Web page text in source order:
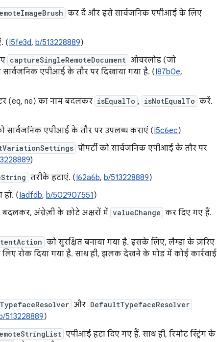
कर दें और इसे सार्वजनिक एपीआई के लिए
(I5fe3d, b/513228889)
captureSingleRemoteDocument ओवरलोड (जो
एपीआई के तौर पर दिखाया गया है. (I87b0e,
(eq, ne) का नाम बदलकर isEqualTo , isNotEqualTo करें.
सार्वजनिक एपीआई के तौर पर उपलब्ध कराएं (I5c6ec)
प्रॉपर्टी को सार्वजनिक एपीआई के तौर पर
)
तरीके हटाएं. (I62a6b, b/513228889)
हो. (Iadfdb, b/502907551 )
अंग्रेज़ी के छोटे अक्षरों में valueChange कर दिए गए हैं.
को सुरक्षित बनाया गया है. इसके लिए, लैम्डा के ज़रिए
रोक दिया गया है. साथ ही, झलक देखने के मोड में कोई कार्रवाई
TypefaceResolver और DefaultTypefaceResolver
513228889)
एपीआई हटा दिए गए हैं. साथ ही, रिमोट स्ट्रिंग के